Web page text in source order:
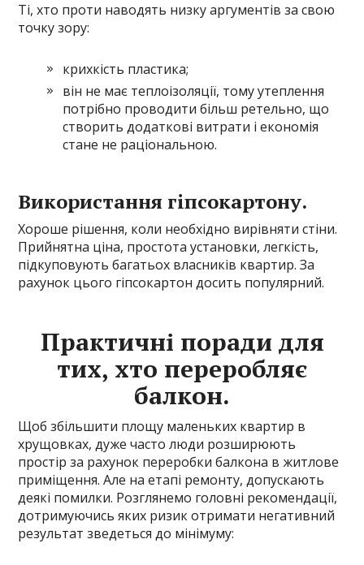
Ті, хто проти наводять низку аргументів за свою
точку зору:
крихкість пластика;
він не має теплоізоляції, тому утеплення
потрібно проводити більш ретельно, що
створить додаткові витрати і економія
стане не раціональною.
Використання гіпсокартону.
Хороше рішення, коли необхідно вирівняти стіни.
Прийнятна ціна, простота установки, легкість,
підкуповують багатьох власників квартир. За
рахунок цього гіпсокартон досить популярний.
Практичні поради для
тих, хто переробляє
балкон.
Щоб збільшити площу маленьких квартир в
хрущовках, дуже часто люди розширюють
простір за рахунок переробки балкона в житлове
приміщення. Але на етапі ремонту, допускають
деякі помилки. Розглянемо головні рекомендації,
дотримуючись яких ризик отримати негативний
результат зведеться до мінімуму: